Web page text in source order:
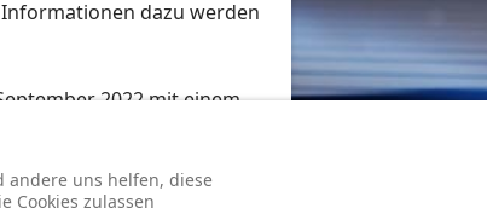
dazu werden
2022 mit einem
20.30 Uhr seinen Dank an
2022.
andere uns helfen, diese
Cookies zulassen